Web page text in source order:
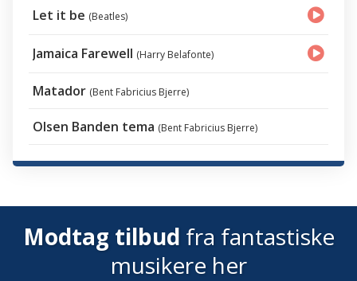
Let it be (Beatles)
Jamaica Farewell (Harry Belafonte)
Matador (Bent Fabricius Bjerre)
Olsen Banden tema (Bent Fabricius Bjerre)
Modtag tilbud fra fantastiske
musikere her